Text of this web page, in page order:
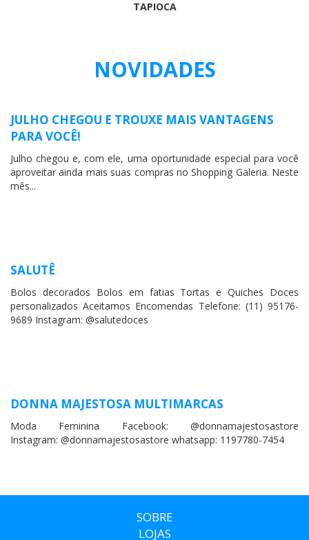
TAPIOCA
NOVIDADES
JULHO CHEGOU E TROUXE MAIS VANTAGENS
PARA VOCÊ!
Julho chegou e, com ele, uma oportunidade especial para você
aproveitar ainda mais suas compras no Shopping Galeria. Neste
mês...
SALUTÊ
Bolos decorados Bolos em fatias Tortas e Quiches Doces
personalizados Aceitamos Encomendas Telefone: (11) 95176-
9689 Instagram: @salutedoces
DONNA MAJESTOSA MULTIMARCAS
Moda Feminina Facebook: @donnamajestosastore
Instagram: @donnamajestosastore whatsapp: 1197780-7454
SOBRE
LOJAS